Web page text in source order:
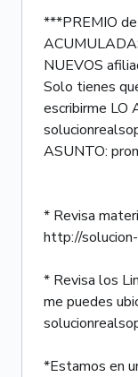
***PREMIO
NUEVOS
Solo tienes
escribirme LO
ASUNTO:
* Revisa
http://
* Revisa los
me puedes
*Estamos en